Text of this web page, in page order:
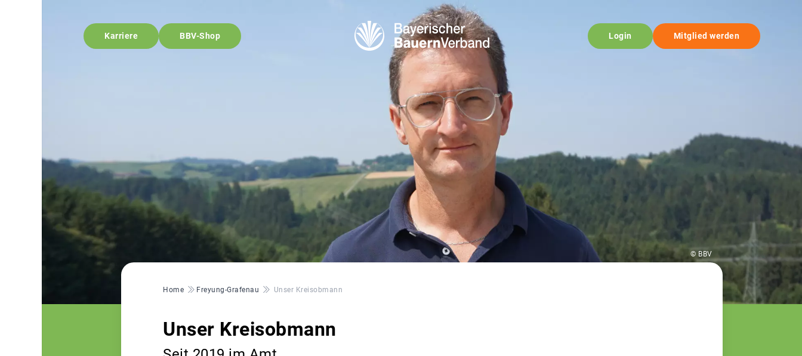
Karriere BBV-Shop Login Mitglied werden
© BBV
Pfadnavigation
Home Freyung-Grafenau Unser Kreisobmann
Unser Kreisobmann